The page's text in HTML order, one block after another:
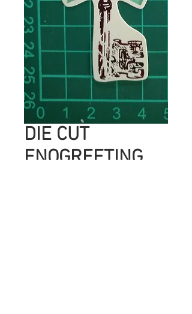
DIE CUT
ENOGREETING